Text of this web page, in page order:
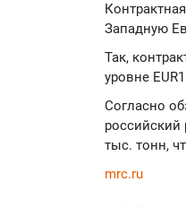
Западную
Так,
уровне
Согласно
российский
тыс. тонн,
mrc.ru